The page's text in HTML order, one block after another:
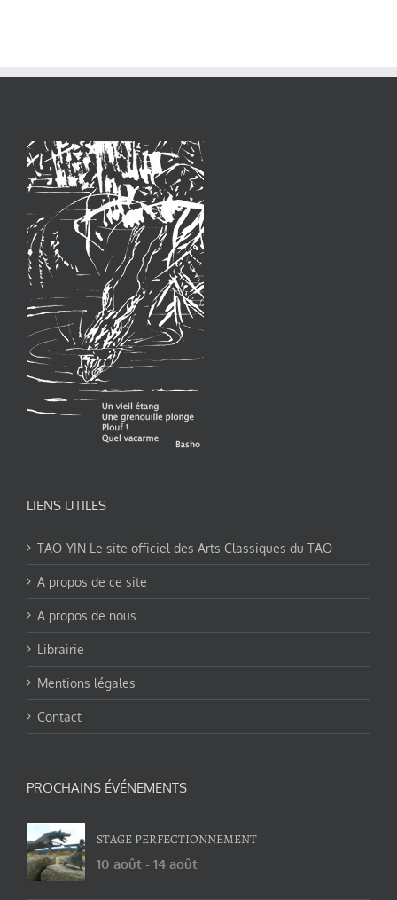
LIENS UTILES
TAO-YIN Le site officiel des Arts Classiques du TAO
A propos de ce site
A propos de nous
Librairie
Mentions légales
Contact
PROCHAINS ÉVÉNEMENTS
STAGE PERFECTIONNEMENT
10 août - 14 août